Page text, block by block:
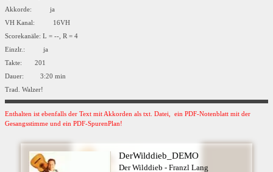
Akkorde: ja
VH Kanal: 16VH
Scorekanäle: L = --, R = 4
Einzlr.: ja
Takte: 201
Dauer: 3:20 min
Trad. Walzer!
Enthalten ist ebenfalls der Text mit Akkorden als txt. Datei, ein PDF-Notenblatt mit der
Gesangsstimme und ein PDF-SpurenPlan!
DerWilddieb_DEMO
Der Wilddieb - Franzl Lang